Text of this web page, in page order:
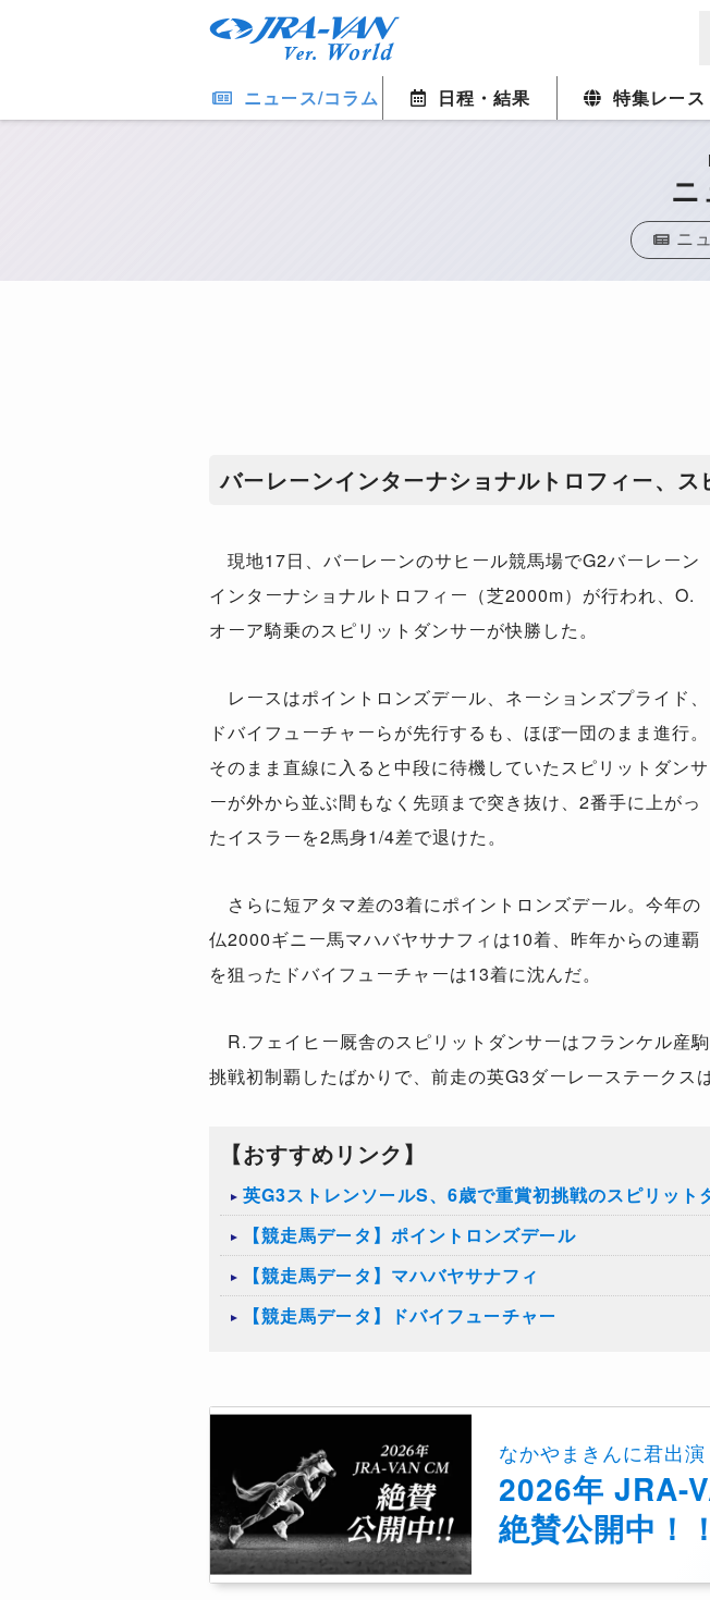
ニュース/コラム 日程・結果 特集レース
ニ
バーレーンインターナショナルトロフィー、
現地17日、バーレーンのサヒール競馬場でG2バーレーン
インターナショナルトロフィー（芝2000m）が行われ、O.
オーア騎乗のスピリットダンサーが快勝した。
レースはポイントロンズデール、ネーションズプライド、
ドバイフューチャーらが先行するも、ほぼ一団のまま進行。
そのまま直線に入ると中段に待機していたスピリットダンサ
ーが外から並ぶ間もなく先頭まで突き抜け、2番手に上がっ
たイスラーを2馬身1/4差で退けた。
さらに短アタマ差の3着にポイントロンズデール。今年の
仏2000ギニー馬マハバヤサナフィは10着、昨年からの連覇
を狙ったドバイフューチャーは13着に沈んだ。
R.フェイヒー厩舎のスピリットダンサーはフランケル産
挑戦初制覇したばかりで、前走の英G3ダーレーステークス
【おすすめリンク】
英G3ストレンソールS、6歳で重賞初挑戦のスピリット
【競走馬データ】ポイントロンズデール
【競走馬データ】マハバヤサナフィ
【競走馬データ】ドバイフューチャー
なかやまきんに君出演
2026年 JRA-
絶賛公開中！！